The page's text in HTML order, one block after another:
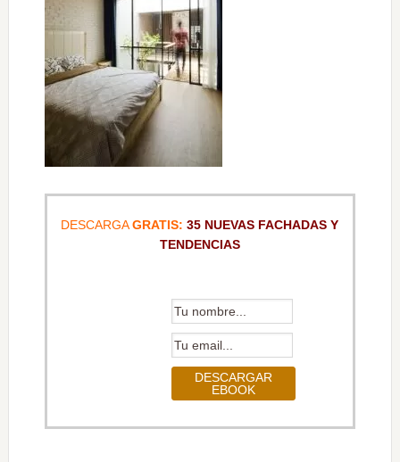
DESCARGAGRATIS: 35 NUEVAS FACHADAS Y
TENDENCIAS